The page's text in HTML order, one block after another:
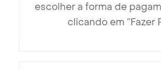
escolher a forma de
clicando em ”Fazer